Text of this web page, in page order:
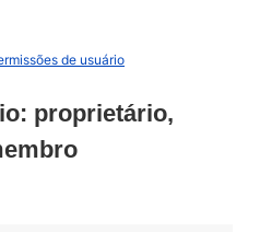
de usuário
proprietário,